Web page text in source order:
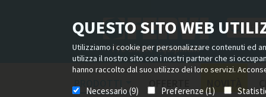
QUESTO SITO WEB
Utilizziamo i cookie per personalizzare contenuti ed
utilizza il nostro sito con i nostri partner che si
hanno raccolto dal suo utilizzo dei loro servizi.
Necessario (9) Preferenze (1)
PRODOTTI OFFERTE NOVITÀ